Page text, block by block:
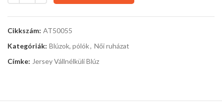
Cikkszám: AT50055
Kategóriák: Blúzok, pólók, Női ruházat
Címke: Jersey Vállnélküli Blúz